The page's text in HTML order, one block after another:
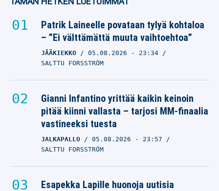
Patrik Laineelle povataan tylyä kohtaloa
– ”Ei välttämättä muuta vaihtoehtoa”
JÄÄKIEKKO 05.08.2026 - 23:34
SALTTU FORSSTRÖM
Gianni Infantino yrittää kaikin keinoin
pitää kiinni vallasta – tarjosi MM-finaalia
vastineeksi tuesta
JALKAPALLO 05.08.2026 - 23:57
SALTTU FORSSTRÖM
Esapekka Lapille huonoja uutisia